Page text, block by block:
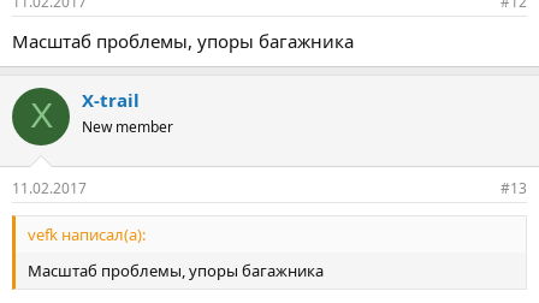
Масштаб проблемы, упоры багажника
X X-trail
New member
11.02.2017 #13
vefk написал(а):
Масштаб проблемы, упоры багажника